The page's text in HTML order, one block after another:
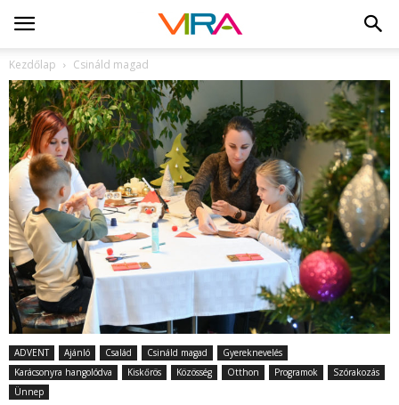
Kezdőlap Csináld magad
ADVENT Ajánló Család Csináld magad
Gyereknevelés
Karácsonyra hangolódva
Kiskőrös Közösség Otthon Programok
Szórakozás
Ünnep